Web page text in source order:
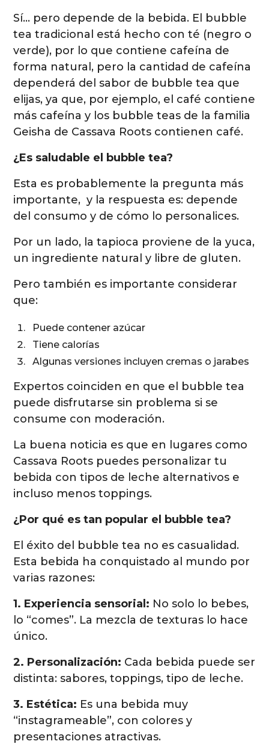
Sí… pero depende de la bebida. El bubble
tea tradicional está hecho con té (negro o
verde), por lo que contiene cafeína de
forma natural, pero la cantidad de cafeína
dependerá del sabor de bubble tea que
elijas, ya que, por ejemplo, el café contiene
más cafeína y los bubble teas de la familia
Geisha de Cassava Roots contienen café.
¿Es saludable el bubble tea?
Esta es probablemente la pregunta más
importante, y la respuesta es: depende
del consumo y de cómo lo personalices.
Por un lado, la tapioca proviene de la yuca,
un ingrediente natural y libre de gluten.
Pero también es importante considerar
que:
Puede contener azúcar
Tiene calorías
Algunas versiones incluyen cremas o jarabes
Expertos coinciden en que el bubble tea
puede disfrutarse sin problema si se
consume con moderación.
La buena noticia es que en lugares como
Cassava Roots puedes personalizar tu
bebida con tipos de leche alternativos e
incluso menos toppings.
¿Por qué es tan popular el bubble tea?
El éxito del bubble tea no es casualidad.
Esta bebida ha conquistado al mundo por
varias razones:
1. Experiencia sensorial: No solo lo bebes,
lo “comes”. La mezcla de texturas lo hace
único.
2. Personalización: Cada bebida puede ser
distinta: sabores, toppings, tipo de leche.
3. Estética: Es una bebida muy
“instagrameable”, con colores y
presentaciones atractivas.